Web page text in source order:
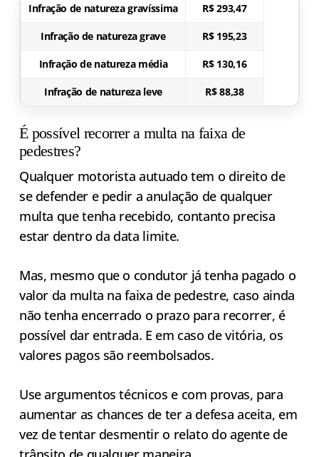
Infração de natureza gravíssima R$ 293,47
Infração de natureza grave R$ 195,23
Infração de natureza média R$ 130,16
Infração de natureza leve R$ 88,38
É possível recorrer a multa na faixa de
pedestres?
Qualquer motorista autuado tem o direito de
se defender e pedir a anulação de qualquer
multa que tenha recebido, contanto precisa
estar dentro da data limite.
Mas, mesmo que o condutor já tenha pagado o
valor da multa na faixa de pedestre, caso ainda
não tenha encerrado o prazo para recorrer, é
possível dar entrada. E em caso de vitória, os
valores pagos são reembolsados.
Use argumentos técnicos e com provas, para
aumentar as chances de ter a defesa aceita, em
vez de tentar desmentir o relato do agente de